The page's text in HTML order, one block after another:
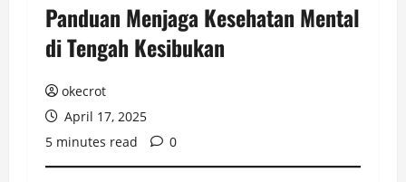
Panduan Menjaga Kesehatan Mental
di Tengah Kesibukan
okecrot
April 17, 2025
5 minutes read
0